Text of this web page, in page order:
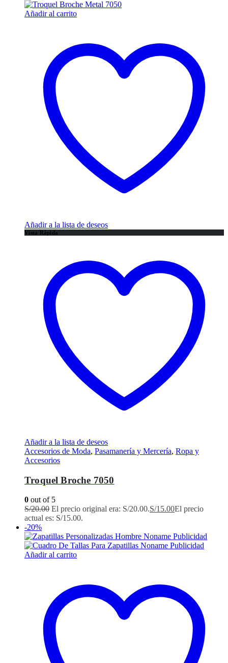
Añadir al carrito
Añadir a la lista de deseos
Vista Rápida
Añadir a la lista de deseos
Accesorios de Moda, Pasamanería y Mercería, Ropa y
Accesorios
Troquel Broche 7050
0 out of 5
S/20.00 El precio original era: S/20.00.S/15.00El precio
actual es: S/15.00.
-20%
Añadir al carrito